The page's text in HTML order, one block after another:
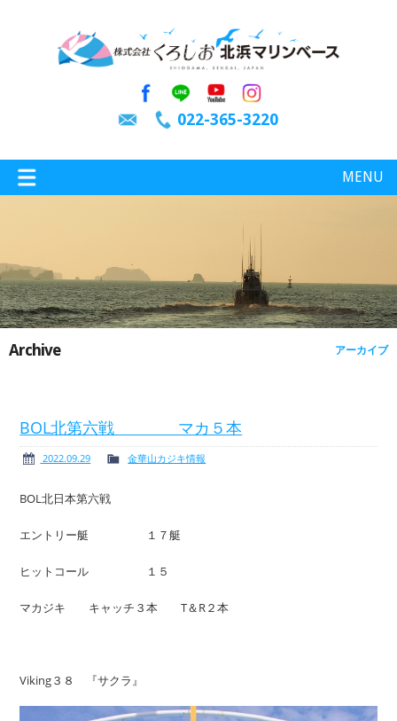
022-365-3220
MENU
特選情報 釣り情報
新艇・展示艇情報
Archive アーカイブ
BOL北第六戦 マカ５本
2022.09.29 金華山カジキ情報
BOL北日本第六戦
エントリー艇 １７艇
ヒットコール １５
マカジキ キャッチ３本 T＆R２本
Viking３８ 『サクラ』